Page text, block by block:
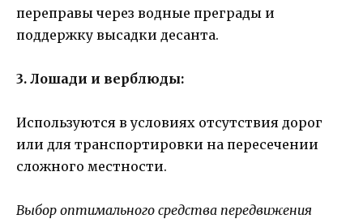
переправы через водные преграды и
поддержку высадки десанта.
3. Лошади и верблюды:
Используются в условиях отсутствия дорог
или для транспортировки на пересечении
сложного местности.
Выбор оптимального средства передвижения